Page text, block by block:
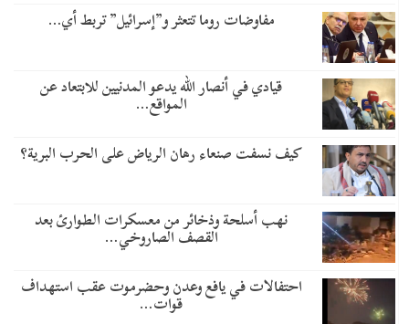
مفاوضات روما تتعثر و”إسرائيل” تربط أي…
قيادي في أنصار الله يدعو المدنيين للابتعاد عن
المواقع…
كيف نسفت صنعاء رهان الرياض على الحرب البرية؟
نهب أسلحة وذخائر من معسكرات الطوارئ بعد
القصف الصاروخي…
احتفالات في يافع وعدن وحضرموت عقب استهداف
قوات…